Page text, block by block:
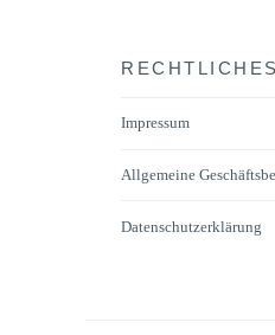
RECHTLICHES
Impressum
Allgemeine
Datenschutzerklärung